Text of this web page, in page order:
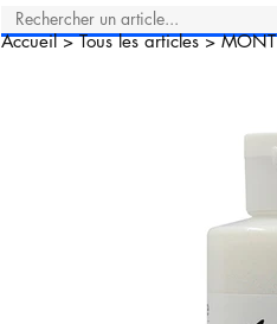
Accueil>Tous les articles>MONT